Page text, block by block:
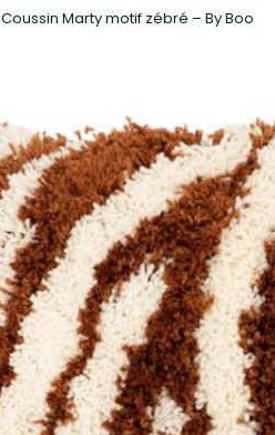
Coussin Marty motif zébré – By Boo